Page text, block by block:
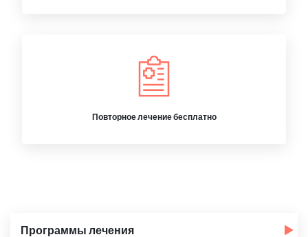
Повторное лечение бесплатно
Программы лечения